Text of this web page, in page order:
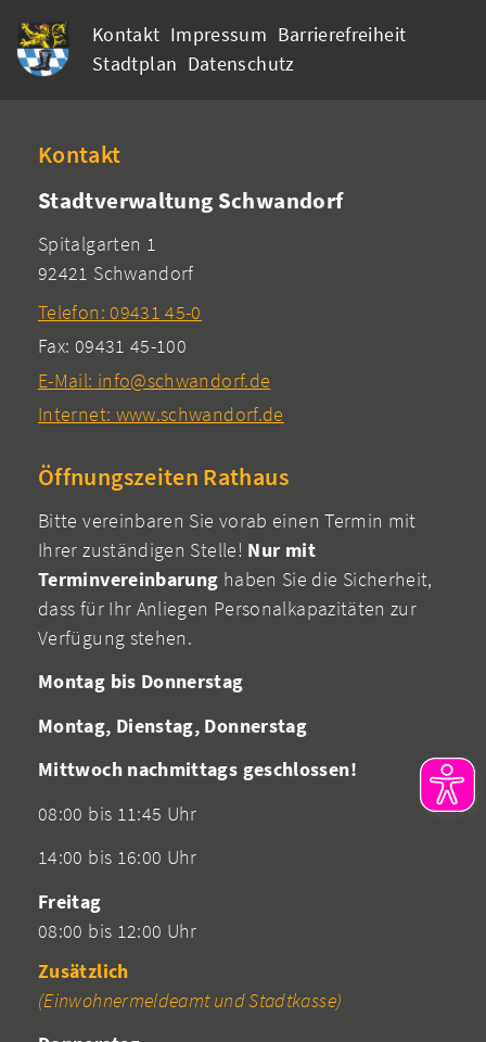
Kontakt Impressum Barrierefreiheit
Stadtplan Datenschutz
Kontakt
Stadtverwaltung Schwandorf
Spitalgarten 1
92421 Schwandorf
Telefon: 09431 45-0
Fax: 09431 45-100
E-Mail: info@schwandorf.de
Internet: www.schwandorf.de
Öffnungszeiten Rathaus
Bitte vereinbaren Sie vorab einen Termin mit
Ihrer zuständigen Stelle! Nur mit
Terminvereinbarung haben Sie die Sicherheit,
dass für Ihr Anliegen Personalkapazitäten zur
Verfügung stehen.
Montag bis Donnerstag
Montag, Dienstag, Donnerstag
Mittwoch nachmittags geschlossen!
08:00 bis 11:45 Uhr
14:00 bis 16:00 Uhr
Freitag
08:00 bis 12:00 Uhr
Zusätzlich
(Einwohnermeldeamt und Stadtkasse)